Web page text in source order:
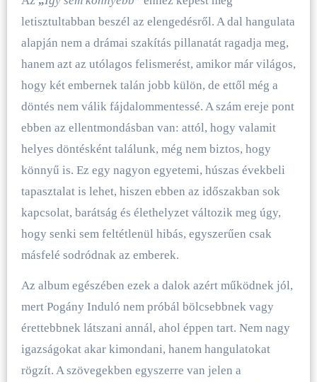
letisztultabban beszél az elengedésről. A dal hangulata
alapján nem a drámai szakítás pillanatát ragadja meg,
hanem azt az utólagos felismerést, amikor már világos,
hogy két embernek talán jobb külön, de ettől még a
döntés nem válik fájdalommentessé. A szám ereje pont
ebben az ellentmondásban van: attól, hogy valamit
helyes döntésként találunk, még nem biztos, hogy
könnyű is. Ez egy nagyon egyetemi, húszas évekbeli
tapasztalat is lehet, hiszen ebben az időszakban sok
kapcsolat, barátság és élethelyzet változik meg úgy,
hogy senki sem feltétlenül hibás, egyszerűen csak
másfelé sodródnak az emberek.
Az album egészében ezek a dalok azért működnek jól,
mert Pogány Induló nem próbál bölcsebbnek vagy
érettebbnek látszani annál, ahol éppen tart. Nem nagy
igazságokat akar kimondani, hanem hangulatokat
rögzít. A szövegekben egyszerre van jelen a